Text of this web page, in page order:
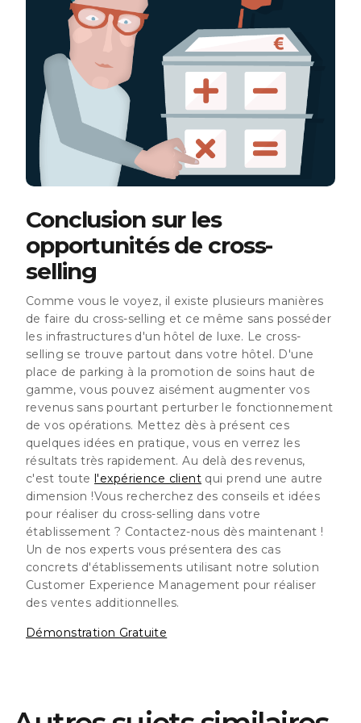
Conclusion sur les
opportunités de cross-
selling
Comme vous le voyez, il existe plusieurs manières
de faire du cross-selling et ce même sans posséder
les infrastructures d'un hôtel de luxe. Le cross-
selling se trouve partout dans votre hôtel. D'une
place de parking à la promotion de soins haut de
gamme, vous pouvez aisément augmenter vos
revenus sans pourtant perturber le fonctionnement
de vos opérations. Mettez dès à présent ces
quelques idées en pratique, vous en verrez les
résultats très rapidement. Au delà des revenus,
c'est toutel'expérience client qui prend une autre
dimension !Vous recherchez des conseils et idées
pour réaliser du cross-selling dans votre
établissement ? Contactez-nous dès maintenant !
Un de nos experts vous présentera des cas
concrets d'établissements utilisant notre solution
Customer Experience Management pour réaliser
des ventes additionnelles.
Démonstration Gratuite